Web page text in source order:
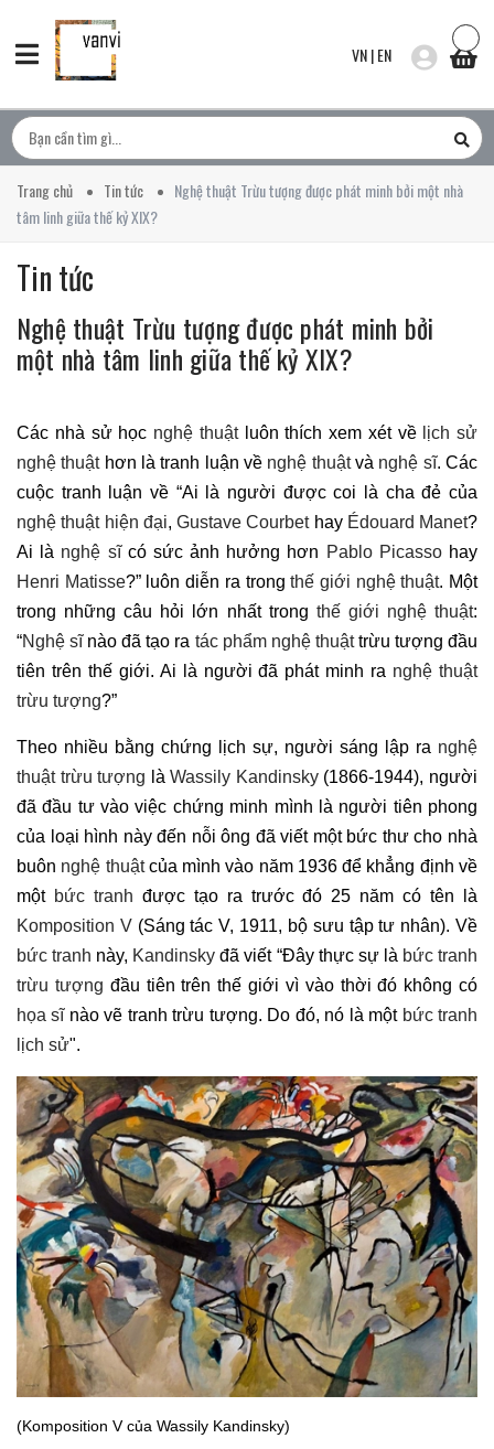
VN|EN
Trang chủ Tin tức
Nghệ thuật Trừu tượng được phát minh bởi một nhà
tâm linh giữa thế kỷ XIX?
Tin tức
Nghệ thuật Trừu tượng được phát minh bởi
một nhà tâm linh giữa thế kỷ XIX?
Các nhà sử học nghệ thuậtluôn thích xem xét về lịch sử
nghệ thuậthơn là tranh luận về nghệ thuậtvà nghệ sĩ. Các
cuộc tranh luận về “Ai là người được coi là cha đẻ của
nghệ thuật hiện đại, Gustave Courbethay Édouard Manet?
Ai là nghệ sĩcó sức ảnh hưởng hơn Pablo Picassohay
Henri Matisse?” luôn diễn ra trongthế giới nghệ thuật. Một
trong những câu hỏi lớn nhất trong thế giới nghệ thuật:
“Nghệ sĩnào đã tạo ra tác phẩm nghệ thuậttrừu tượng đầu
tiên trên thế giới. Ai là người đã phát minh ra nghệ thuật
trừu tượng?”
Theo nhiều bằng chứng lịch sự, người sáng lập ra nghệ
thuật trừu tượng làWassily Kandinsky(1866-1944), người
đã đầu tư vào việc chứng minh mình là người tiên phong
của loại hình này đến nỗi ông đã viết một bức thư cho nhà
buôn nghệ thuậtcủa mình vào năm 1936 để khẳng định về
một bức tranh được tạo ra trước đó 25 năm có tên là
Komposition V(Sáng tác V, 1911, bộ sưu tập tư nhân). Về
bức tranh này, Kandinsky đã viết “Đây thực sự là bức tranh
trừu tượng đầu tiên trên thế giới vì vào thời đó không có
họa sĩnào vẽ tranh trừu tượng. Do đó, nó là một bức tranh
lịch sử".
(Komposition V của Wassily Kandinsky)